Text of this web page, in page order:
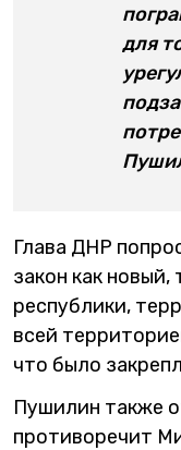
для
Глава ДНР
закон как новый,
республики,
всей
что было
Пушилин также
противоречит